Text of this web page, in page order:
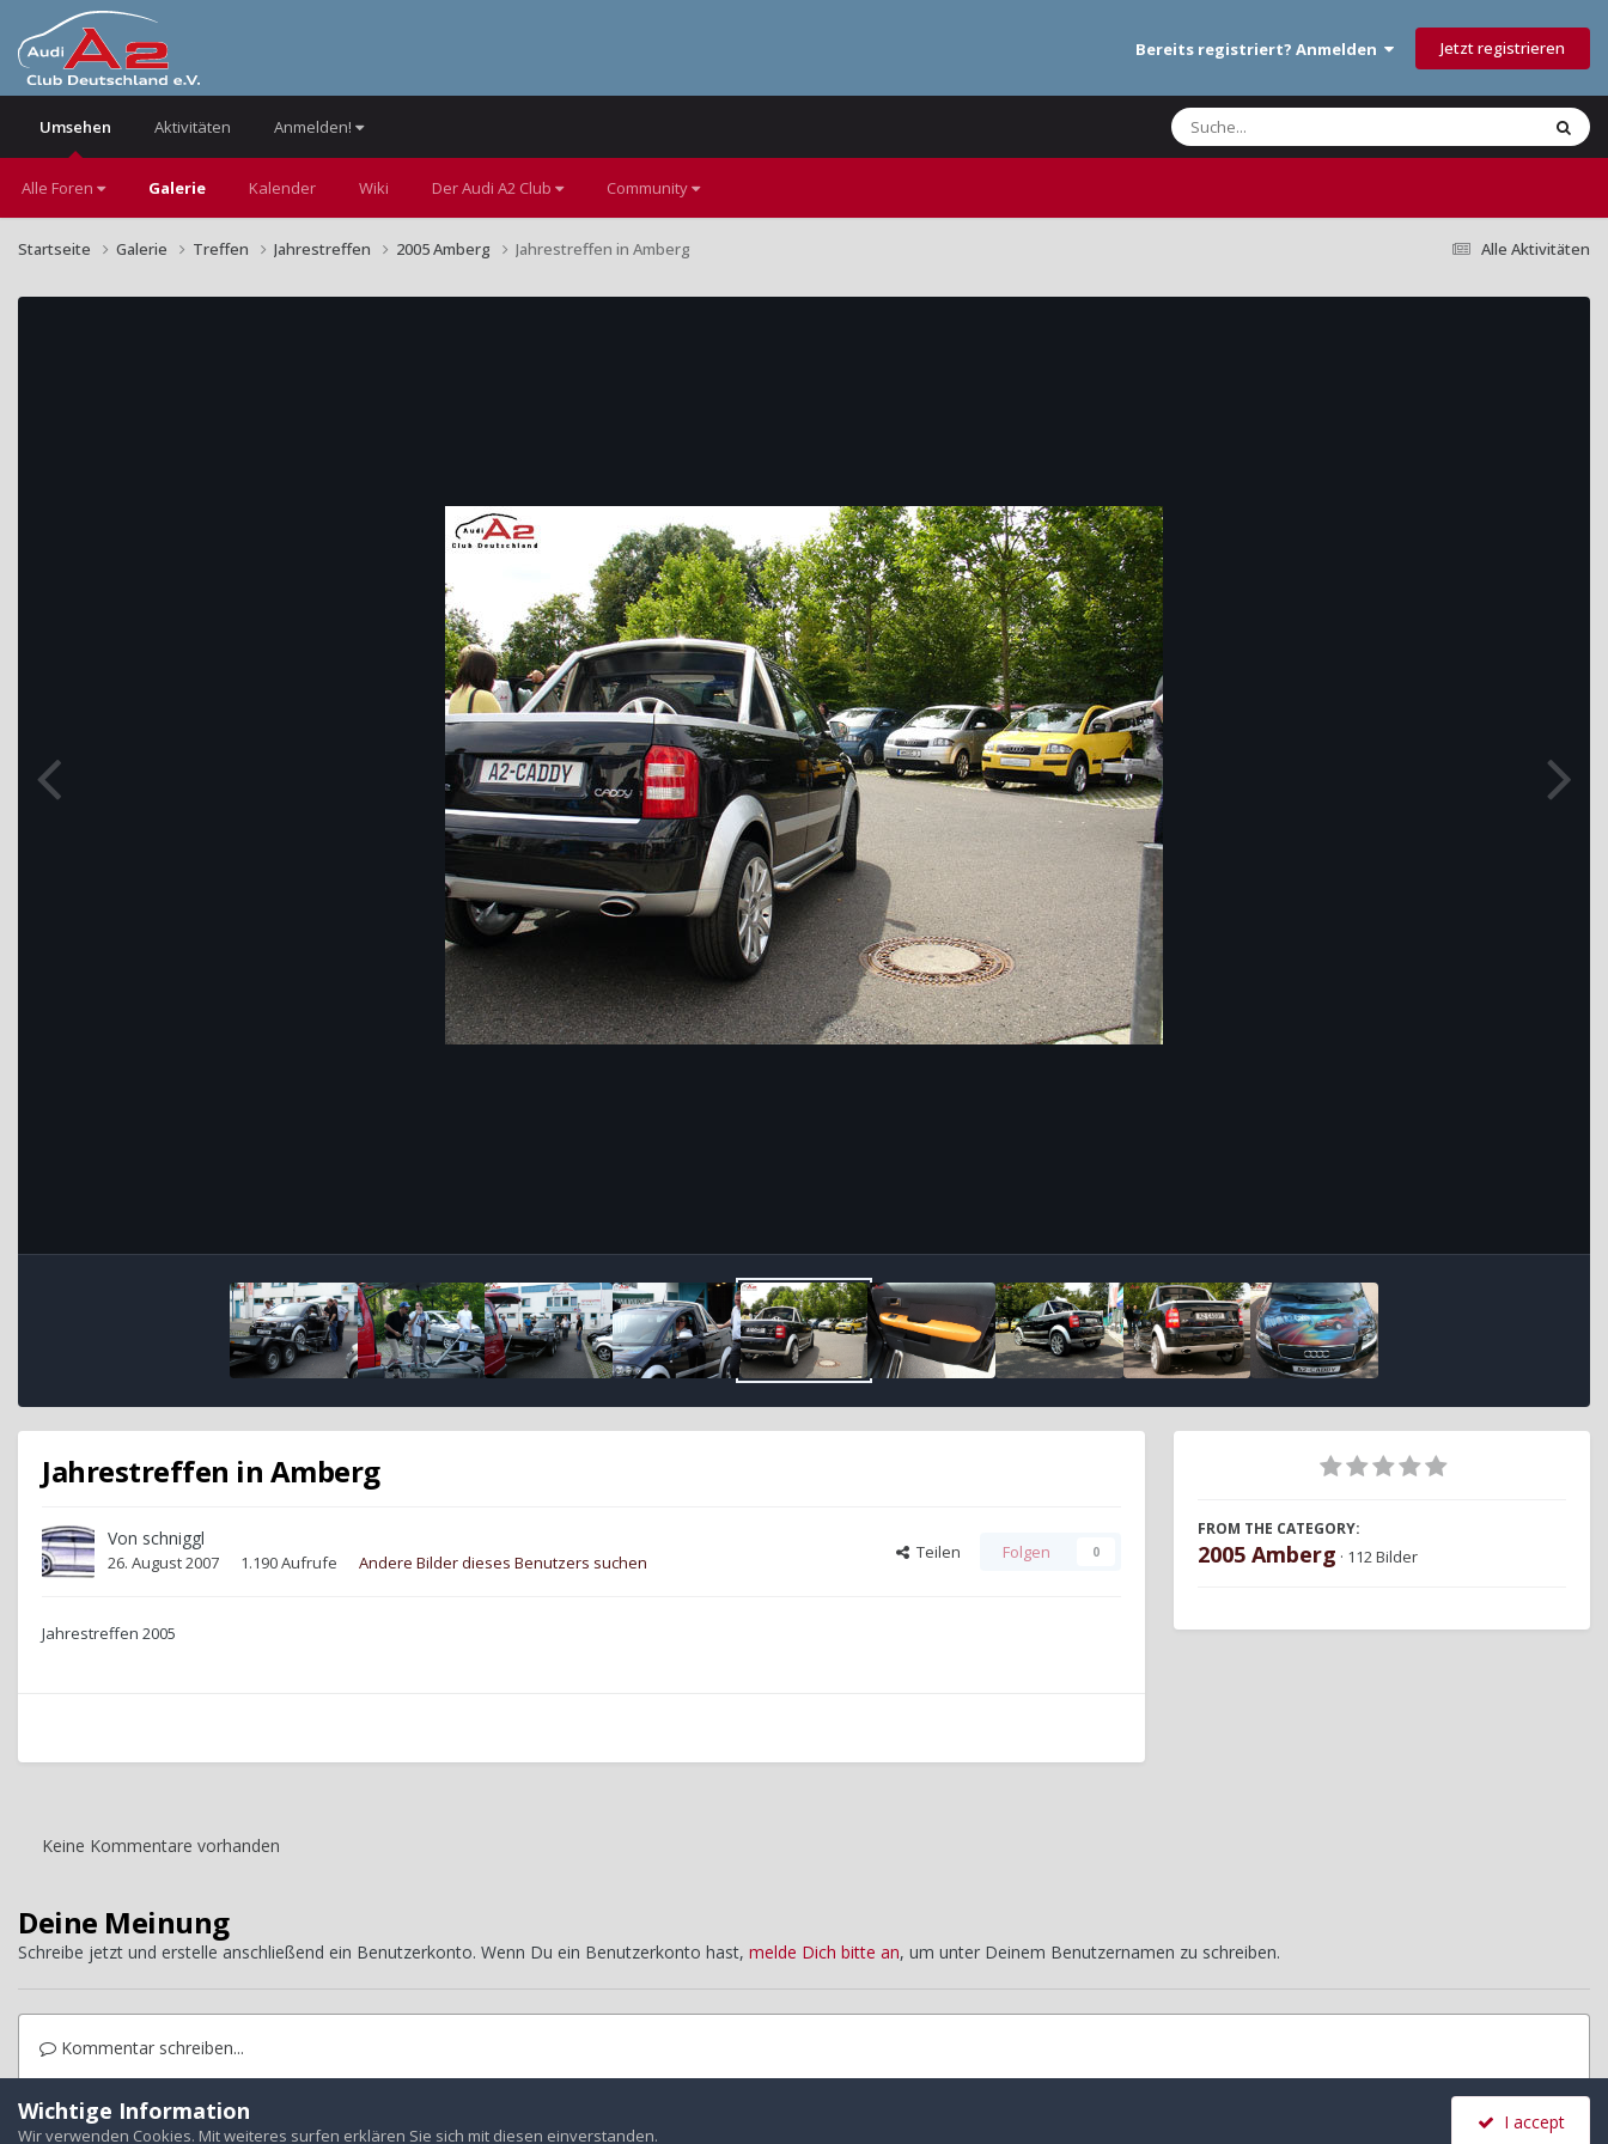
Bereits registriert? Anmelden Jetzt registrieren
Umsehen
Alle Foren Galerie Kalender Wiki Der Audi A2 Club Community
Aktivitäten Anmelden!
Alle Aktivitäten
Startseite Galerie Treffen Jahrestreffen 2005 Amberg Jahrestreffen in Amberg
Jahrestreffen in Amberg
Von schniggl
26. August 2007 1.190 Aufrufe Andere Bilder dieses Benutzers suchen
Teilen Folgen 0
Jahrestreffen 2005
FROM THE CATEGORY:
2005 Amberg · 112 Bilder
Keine Kommentare vorhanden
Deine Meinung
Schreibe jetzt und erstelle anschließend ein Benutzerkonto. Wenn Du ein Benutzerkonto hast, melde Dich bitte an, um unter Deinem Benutzernamen zu schreiben.
Kommentar schreiben...
Alle Aktivitäten
Startseite Galerie Treffen Jahrestreffen 2005 Amberg Jahrestreffen in Amberg
Wichtige Information
Wir verwenden Cookies. Mit weiteres surfen erklären Sie sich mit diesen einverstanden.
I accept